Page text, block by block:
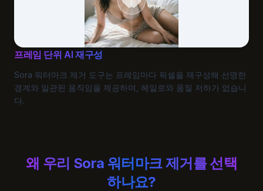
프레임 단위 AI 재구성
Sora 워터마크 제거 도구는 프레임마다 픽셀을 재구성해 선명한
경계와 일관된 움직임을 제공하며, 헤일로와 품질 저하가 없습니
다.
왜 우리 Sora 워터마크 제거를 선택
하나요?